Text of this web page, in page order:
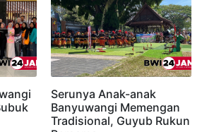
Serunya Anak-anak
Banyuwangi Memengan
Tradisional, Guyub Rukun